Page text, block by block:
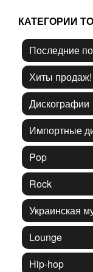
КАТЕГОРИИ
Последние
Хиты продаж!
Дискографии
Импортные
Pop
Rock
Украинская
Lounge
Hip-hop